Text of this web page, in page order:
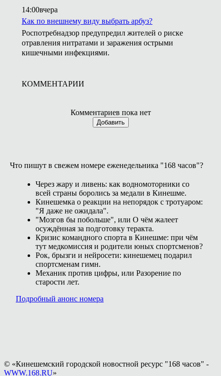
14:00вчера
Как по внешнему виду выбрать арбуз?
Роспотребнадзор предупредил жителей о риске
отравления нитратами и заражения острыми
кишечными инфекциями.
КОММЕНТАРИИ
Комментариев пока нет
Добавить
Что пишут в свежем номере еженедельника "168 часов"?
Через жару и ливень: как водномоторники со
всей страны боролись за медали в Кинешме.
Кинешемка о реакции на непорядок с тротуаром:
"Я даже не ожидала".
"Мозгов бы побольше", или О чём жалеет
осуждённая за подготовку теракта.
Кризис командного спорта в Кинешме: при чём
тут медкомиссия и родители юных спортсменов?
Рок, брызги и нейросети: кинешемец подарил
спортсменам гимн.
Механик против цифры, или Разорение по
старости лет.
Подробный анонс номера
© «Кинешемский городской новостной ресурс "168 часов" -
WWW.168.RU»